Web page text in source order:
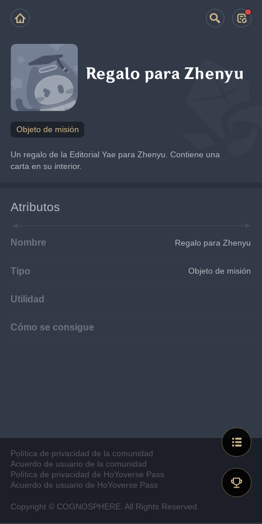
Regalo para Zhenyu
Objeto de misión
Un regalo de la Editorial Yae para Zhenyu. Contiene una
carta en su interior.
Atributos
Nombre Regalo para Zhenyu
Tipo Objeto de misión
Utilidad
Cómo se consigue
Política de privacidad de la comunidad
Acuerdo de usuario de la comunidad
Política de privacidad de HoYoverse Pass
Acuerdo de usuario de HoYoverse Pass
Copyright © COGNOSPHERE. All Rights Reserved.